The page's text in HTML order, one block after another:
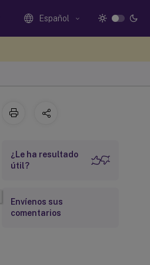
Español
¿Le ha resultado
útil?
Envíenos sus
comentarios